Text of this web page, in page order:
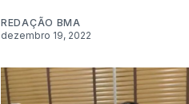
REDAÇÃO BMA
dezembro 19, 2022